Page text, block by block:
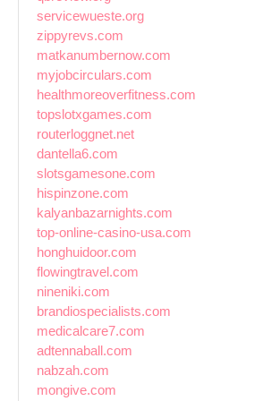
servicewueste.org
zippyrevs.com
matkanumbernow.com
myjobcirculars.com
healthmoreoverfitness.com
topslotxgames.com
routerloggnet.net
dantella6.com
slotsgamesone.com
hispinzone.com
kalyanbazarnights.com
top-online-casino-usa.com
honghuidoor.com
flowingtravel.com
nineniki.com
brandiospecialists.com
medicalcare7.com
adtennaball.com
nabzah.com
mongive.com